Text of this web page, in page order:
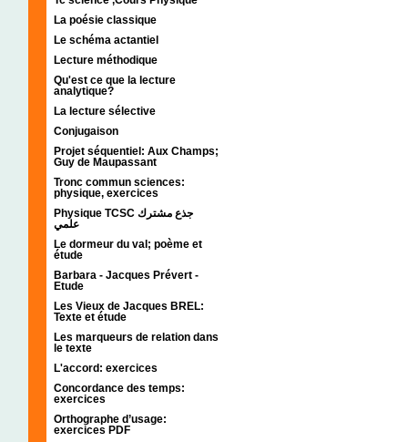
La poésie classique
Le schéma actantiel
Lecture méthodique
Qu'est ce que la lecture
analytique?
La lecture sélective
Conjugaison
Projet séquentiel: Aux Champs;
Guy de Maupassant
Tronc commun sciences:
physique, exercices
Physique TCSC جذع مشترك
علمي
Le dormeur du val; poème et
étude
Barbara - Jacques Prévert -
Etude
Les Vieux de Jacques BREL:
Texte et étude
Les marqueurs de relation dans
le texte
L'accord: exercices
Concordance des temps:
exercices
Orthographe d’usage:
exercices PDF